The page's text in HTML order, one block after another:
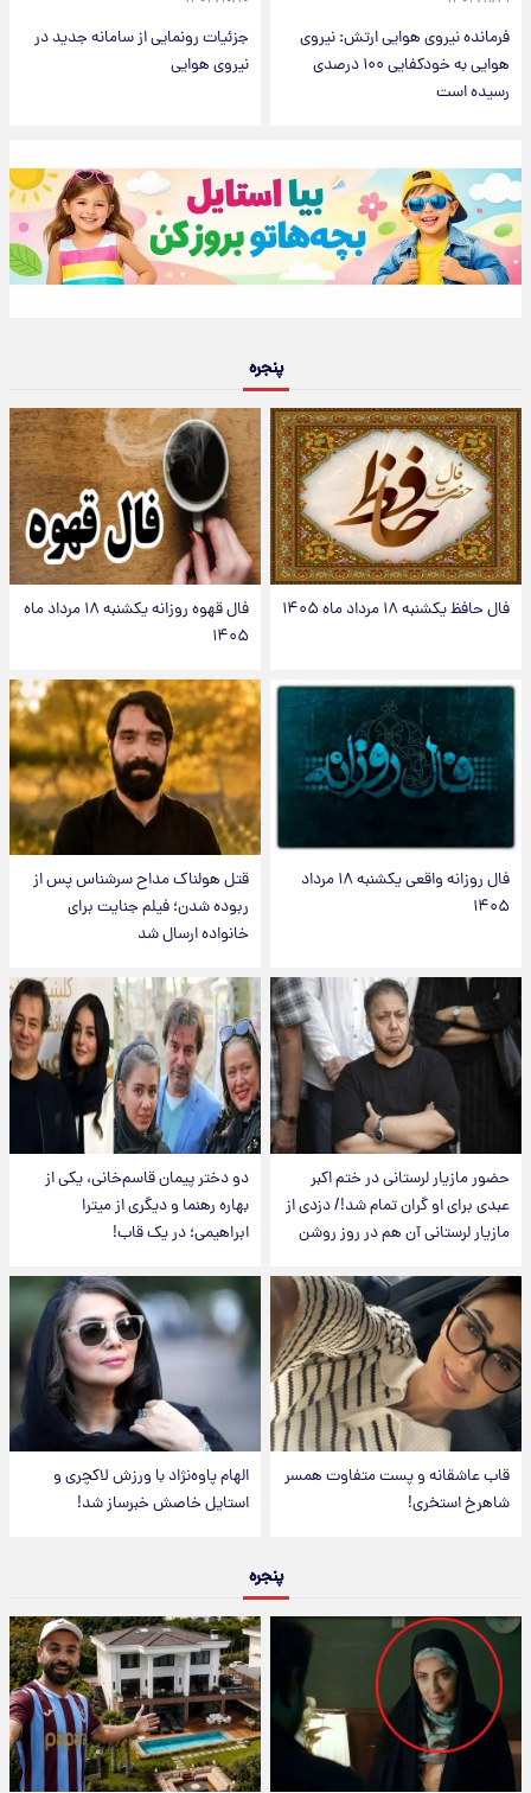
فرمانده نیروی هوایی ارتش: نیروی
هوایی به خودکفایی ۱۰۰ درصدی
رسیده است
جزئیات رونمایی از سامانه جدید در
نیروی هوایی
پنجره
فال حافظ یکشنبه ۱۸ مرداد ماه ۱۴۰۵
فال قهوه روزانه یکشنبه ۱۸ مرداد ماه
۱۴۰۵
فال روزانه واقعی یکشنبه ۱۸ مرداد
۱۴۰۵
قتل هولناک مداح سرشناس پس از
ربوده شدن؛ فیلم جنایت برای
خانواده ارسال شد
حضور مازیار لرستانی در ختم اکبر
عبدی برای او گران تمام شد!/ دزدی از
مازیار لرستانی آن هم در روز روشن
دو دختر پیمان قاسم‌خانی، یکی از
بهاره رهنما و دیگری از میترا
ابراهیمی؛ در یک قاب!
قاب عاشقانه و پست متفاوت همسر
شاهرخ استخری!
الهام پاوه‌نژاد با ورزش لاکچری و
استایل خاصش خبرساز شد!
پنجره